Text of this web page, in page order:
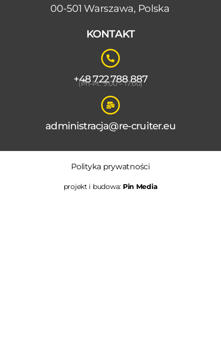
00-501 Warszawa, Polska
KONTAKT
+48 722 788 887
(Pn-Pt: 9:00 – 17:00)
administracja@re-cruiter.eu
Polityka prywatności
projekt i budowa: Pin Media